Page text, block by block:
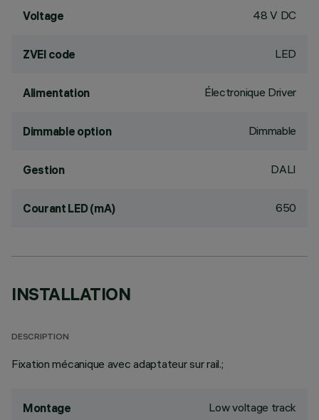
Voltage 48 V DC
ZVEI code LED
Alimentation Électronique Driver
Dimmable option Dimmable
Gestion DALI
Courant LED (mA) 650
INSTALLATION
DESCRIPTION
Fixation mécanique avec adaptateur sur rail.;
Montage Low voltage track